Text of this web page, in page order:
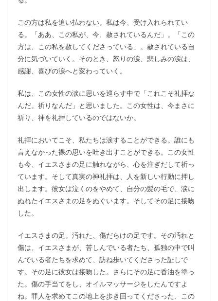
この方は私を追い払わない。私は今、受け入れられてい
る。「ああ、この私が、今、赦されているんだ」。「この
方は、この私を赦してくださっている」。赦されている自
分に気づいていく。そのとき、怒りの涙、悲しみの涙は、
感謝、喜びの涙へと変わっていく。
私は、この女性の涙に思いを巡らす中で「これこそ礼拝な
んだ。祈りなんだ」と思いました。この女性は、今まさに
祈り、神を礼拝しているのではないか。
礼拝においてこそ、私たちは涙することができる。誰にも
言えなかった裸の思いを吐き出すことができる。この女性
も今、イエスさまの足に触れながら、心を注ぎだして祈っ
ています。そして真実の神礼拝は、人を新しい行動に押し
出します。彼女は泣くのをやめて、自分の髪の毛で、涙に
ぬれたイエスさまの足をぬぐいます。そしてその足に接吻
した。
イエスさまの足。汚れた、傷だらけの足です。その汚れと
傷は、イエスさまが、苦しんでいる者たち、孤独の中で叫
んでいる者たちを求めて、訪ね歩いてくださった証しで
す。その足に彼女は接吻した。さらにその足に香油を塗っ
た。傷の手当てをし、オイルマッサージをしたんですよ
ね。罪人を求めてこの地上を歩き回ってくださった、この